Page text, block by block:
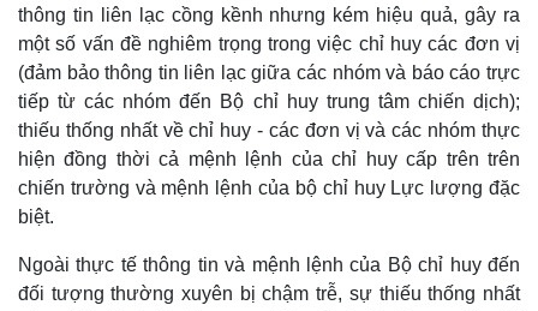
Pháp luật
Vụ án
Tin nóng
Tư vấn luật
Quân sự - Quốc phòng
Vũ khí
Việt Nam
Phân tích
thông tin liên lạc cồng kềnh nhưng kém hiệu quả, gây ra
một số vấn đề nghiêm trọng trong việc chỉ huy các đơn vị
(đảm bảo thông tin liên lạc giữa các nhóm và báo cáo trực
tiếp từ các nhóm đến Bộ chỉ huy trung tâm chiến dịch);
thiếu thống nhất về chỉ huy - các đơn vị và các nhóm thực
hiện đồng thời cả mệnh lệnh của chỉ huy cấp trên trên
chiến trường và mệnh lệnh của bộ chỉ huy Lực lượng đặc
biệt.
Ngoài thực tế thông tin và mệnh lệnh của Bộ chỉ huy đến
đối tượng thường xuyên bị chậm trễ, sự thiếu thống nhất